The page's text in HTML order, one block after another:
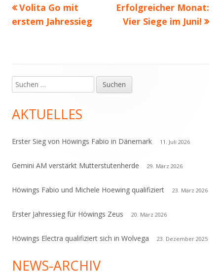
Beitragsnavigation
Vorheriger
Beitrag:
Volita Go mit
erstem Jahressieg
Nächster
Beitrag
Erfolgreicher Monat:
Vier Siege im Juni!
Haupt-
Seitenleiste
Suchen
nach:
AKTUELLES
Erster Sieg von Höwings Fabio in Dänemark 11. Juli 2026
Gemini AM verstärkt Mutterstutenherde 29. März 2026
Höwings Fabio und Michele Hoewing qualifiziert 23. März 2026
Erster Jahressieg für Höwings Zeus 20. März 2026
Höwings Electra qualifiziert sich in Wolvega 23. Dezember 2025
NEWS-ARCHIV